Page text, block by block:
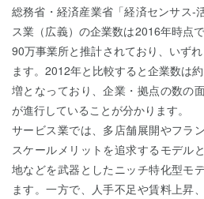
総務省・経済産業省「経済センサス‐
ス業（広義）の企業数は2016年時点
90万事業所と推計されており、いず
ます。2012年と比較すると企業数は
増となっており、企業・拠点の数の
が進行していることが分かります。
サービス業では、多店舗展開やフラ
スケールメリットを追求するモデル
地などを武器としたニッチ特化型モ
ます。一方で、人手不足や賃料上昇